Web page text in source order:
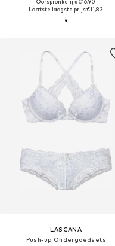
Oorspronkelijk: €16,90
Laatste laagste prijs:€11,83
LASCANA
Push-up Ondergoedsets